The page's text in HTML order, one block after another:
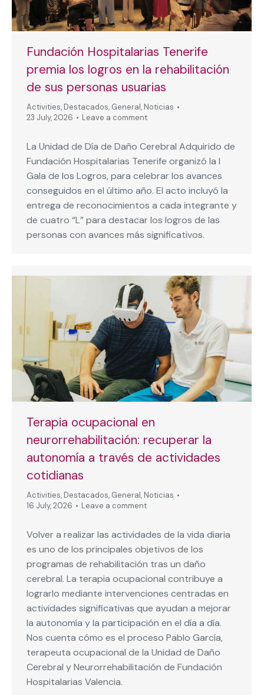
Fundación Hospitalarias Tenerife
premia los logros en la rehabilitación
de sus personas usuarias
Activities, Destacados, General, Noticias
23 July, 2026
Leave a comment
La Unidad de Día de Daño Cerebral Adquirido de
Fundación Hospitalarias Tenerife organizó la I
Gala de los Logros, para celebrar los avances
conseguidos en el último año. El acto incluyó la
entrega de reconocimientos a cada integrante y
de cuatro “L” para destacar los logros de las
personas con avances más significativos.
Terapia ocupacional en
neurorrehabilitación: recuperar la
autonomía a través de actividades
cotidianas
Activities, Destacados, General, Noticias
16 July, 2026
Leave a comment
Volver a realizar las actividades de la vida diaria
es uno de los principales objetivos de los
programas de rehabilitación tras un daño
cerebral. La terapia ocupacional contribuye a
lograrlo mediante intervenciones centradas en
actividades significativas que ayudan a mejorar
la autonomía y la participación en el día a día.
Nos cuenta cómo es el proceso Pablo García,
terapeuta ocupacional de la Unidad de Daño
Cerebral y Neurorrehabilitación de Fundación
Hospitalarias Valencia.